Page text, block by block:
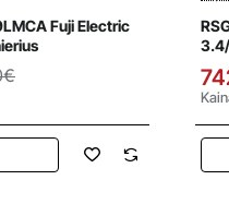
Fuji Electric